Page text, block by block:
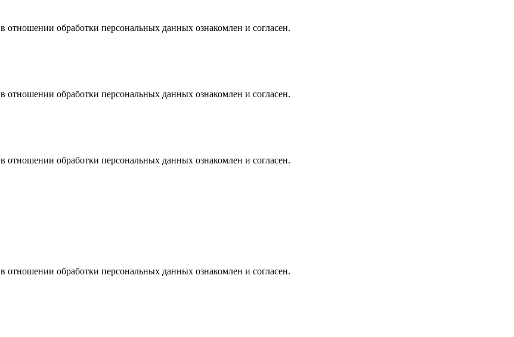
в отношении обработки персональных данных ознакомлен и согласен.
в отношении обработки персональных данных ознакомлен и согласен.
в отношении обработки персональных данных ознакомлен и согласен.
в отношении обработки персональных данных ознакомлен и согласен.